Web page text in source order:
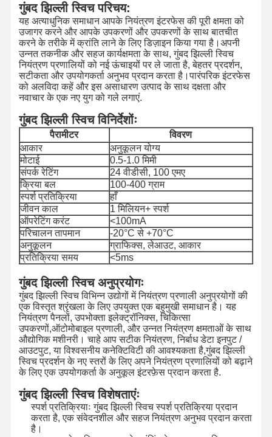
गुंबद झिल्ली स्विच परिचय:
यह अत्याधुनिक समाधान आपके नियंत्रण इंटरफेस की पूरी क्षमता को
उजागर करने और आपके उपकरणों और उपकरणों के साथ बातचीत
करने के तरीके में क्रांति लाने के लिए डिज़ाइन किया गया है।अपनी
उन्नत तकनीक और सहज कार्यक्षमता के साथ, गुंबद झिल्ली स्विच
नियंत्रण प्रणालियों को नई ऊंचाइयों पर ले जाता है, बेहतर प्रदर्शन,
सटीकता और उपयोगकर्ता अनुभव प्रदान करता है।पारंपरिक इंटरफेस
को अलविदा कहें और इस असाधारण उत्पाद के साथ दक्षता और
नवाचार के एक नए युग को गले लगाएं.
गुंबद झिल्ली स्विच विनिर्देशोंः
पैरामीटर
विवरण
आकार
अनुकूलन योग्य
मोटाई
0.5-1.0 मिमी
संपर्क रेटिंग
24 वीडीसी, 100 एमए
क्रिया बल
100-400 ग्राम
स्पर्श प्रतिक्रिया
हाँ
जीवन काल
1 मिलियन+ स्पर्श
ऑपरेटिंग करंट
<100mA
परिचालन तापमान
-20°C से +70°C
अनुकूलन
ग्राफिक्स, लेआउट, आकार
प्रतिक्रिया समय
<5ms
गुंबद झिल्ली स्विच अनुप्रयोगः
गुंबद झिल्ली स्विच विभिन्न उद्योगों में नियंत्रण प्रणाली अनुप्रयोगों की
एक विस्तृत श्रृंखला के लिए उपयुक्त एक बहुमुखी समाधान है। यह
नियंत्रण पैनलों, उपभोक्ता इलेक्ट्रॉनिक्स, चिकित्सा
उपकरणों,ऑटोमोबाइल प्रणाली, और उन्नत नियंत्रण क्षमताओं के साथ
औद्योगिक मशीनरी। चाहे आप सटीक नियंत्रण, निर्बाध डेटा इनपुट /
आउटपुट, या विश्वसनीय कनेक्टिविटी की आवश्यकता है,गुंबद झिल्ली
स्विच प्रदर्शन के नए स्तरों के लिए अपने नियंत्रण प्रणालियों को बढ़ाने
के लिए एक उपयोगकर्ता के अनुकूल इंटरफ़ेस प्रदान करता है.
गुंबद झिल्ली स्विच विशेषताएंः
स्पर्श प्रतिक्रियाः गुंबद झिल्ली स्विच स्पर्श प्रतिक्रिया प्रदान
करता है, एक संवेदनशील और सहज नियंत्रण अनुभव प्रदान करता
है।